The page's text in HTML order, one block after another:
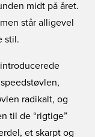
midt på året.
står alligevel
stil.
introducerede
radikalt, og
til de “rigtige”
et skarpt og